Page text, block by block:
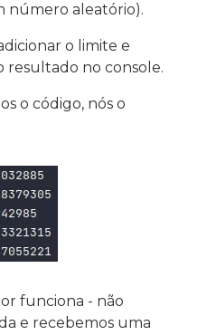
número aleatório).
o limite e
resultado no console.
o código, nós o
funciona - não
e recebemos uma